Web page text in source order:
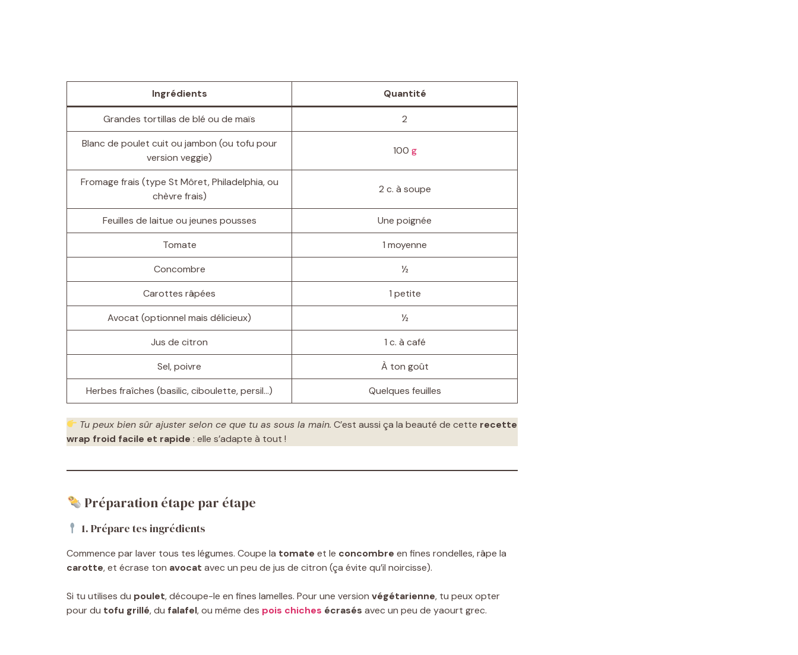
Ingrédients Quantité
Grandes tortillas de blé ou de maïs
2
Blanc de poulet cuit ou jambon (ou tofu pour
version veggie)
100 g
Fromage frais (type St Môret, Philadelphia, ou
chèvre frais)
2 c. à soupe
Feuilles de laitue ou jeunes pousses
Une poignée
Tomate
1 moyenne
Concombre
½
Carottes râpées
1 petite
Avocat (optionnel mais délicieux)
½
Jus de citron
1 c. à café
Sel, poivre
À ton goût
Herbes fraîches (basilic, ciboulette, persil…)
Quelques feuilles
Tu peux bien sûr ajuster selon ce que tu as sous la main. C’est aussi ça la beauté de cette recette
wrap froid facile et rapide : elle s’adapte à tout !
Préparation étape par étape
1. Prépare tes ingrédients
Commence par laver tous tes légumes. Coupe la tomate et le concombre en fines rondelles, râpe la
carotte, et écrase ton avocat avec un peu de jus de citron (ça évite qu’il noircisse).
Si tu utilises du poulet, découpe-le en fines lamelles. Pour une version végétarienne, tu peux opter
pour du tofu grillé, du falafel, ou même des pois chiches écrasés avec un peu de yaourt grec.